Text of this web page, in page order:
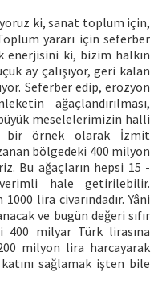
ki, sanat toplum için,
yararı için seferber
enerjisini ki, bizim halkın
ay çalışıyor, geri kalan
Seferber edip, erozyon
ağaçlandırılması,
meselelerimizin halli
bir örnek olarak İzmit
bölgedeki 400 milyon
Bu ağaçların hepsi 15 -
hale getirilebilir.
lira civarındadır. Yâni
ve bugün değeri sıfır
400 milyar Türk lirasına
milyon lira harcayarak
sağlamak işten bile